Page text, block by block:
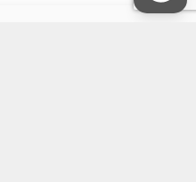
Rus yazarlardan biridir. Dilinin